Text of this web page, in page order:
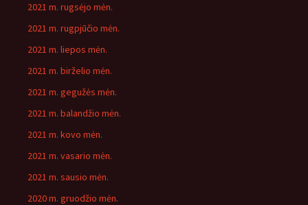
2021 m. rugsėjo mėn.
2021 m. rugpjūčio mėn.
2021 m. liepos mėn.
2021 m. birželio mėn.
2021 m. gegužės mėn.
2021 m. balandžio mėn.
2021 m. kovo mėn.
2021 m. vasario mėn.
2021 m. sausio mėn.
2020 m. gruodžio mėn.